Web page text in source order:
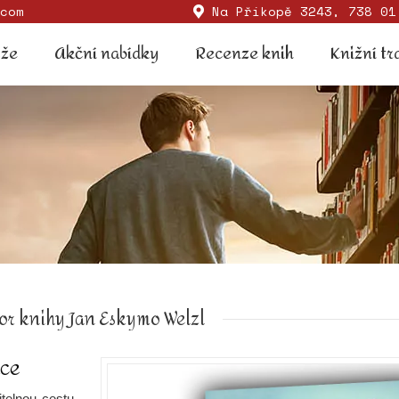
Na Příkopě 3243, 738
Akční nabídky Recenze knih Knižní
knihy Jan Eskymo Welzl
Akční nabídky Recenze knih